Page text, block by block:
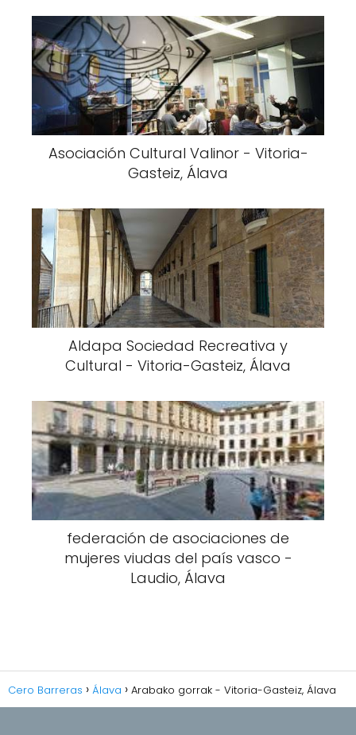
Asociación Cultural Valinor - Vitoria-
Gasteiz, Álava
Aldapa Sociedad Recreativa y
Cultural - Vitoria-Gasteiz, Álava
federación de asociaciones de
mujeres viudas del país vasco -
Laudio, Álava
Cero Barreras Álava Arabako gorrak - Vitoria-Gasteiz, Álava